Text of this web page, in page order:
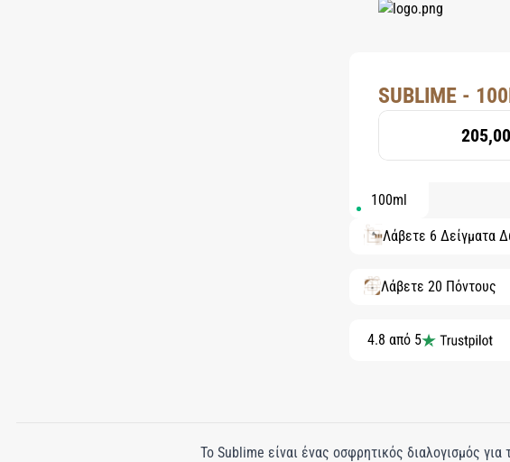
SUBLIME -
100ml
Λάβετε 6 Δείγματα
Λάβετε 20 Πόντους
4.8 από 5
Το Sublime είναι ένας οσφρητικός διαλογισμός